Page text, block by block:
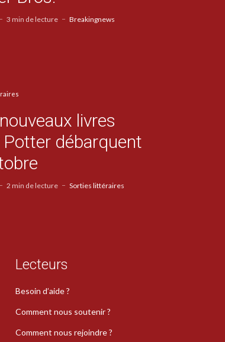
3 min de lecture Breakingnews
livres
Potter débarquent
2 min de lecture Sorties littéraires
Lecteurs
Besoin d’aide ?
Comment nous soutenir ?
Comment nous rejoindre ?